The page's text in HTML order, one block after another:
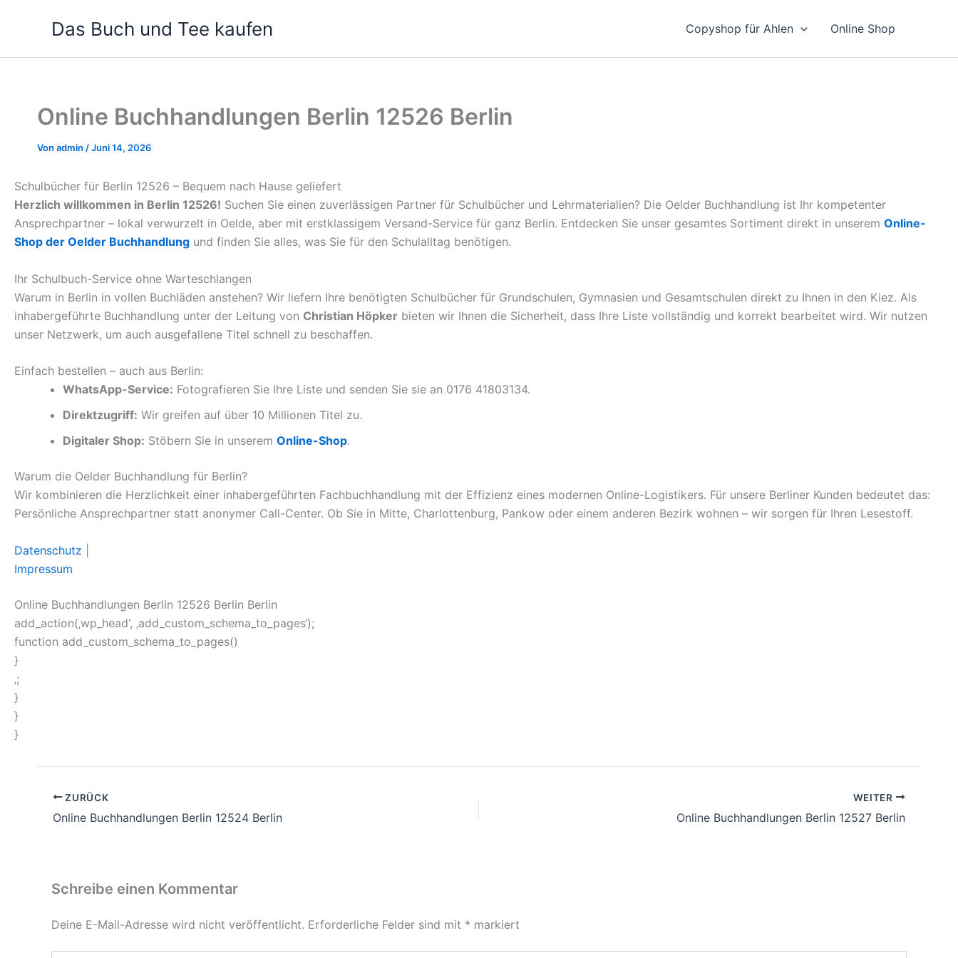
Das Buch und Tee kaufen Copyshop für Ahlen Online Shop
Online Buchhandlungen Berlin 12526 Berlin
Von admin /Juni 14, 2026
Schulbücher für Berlin 12526 – Bequem nach Hause geliefert
Herzlich willkommen in Berlin 12526! Suchen Sie einen zuverlässigen Partner für Schulbücher und Lehrmaterialien? Die Oelder Buchhandlung ist Ihr kompetenter
Ansprechpartner – lokal verwurzelt in Oelde, aber mit erstklassigem Versand-Service für ganz Berlin. Entdecken Sie unser gesamtes Sortiment direkt in unserem Online-
Shop der Oelder Buchhandlung und finden Sie alles, was Sie für den Schulalltag benötigen.
Ihr Schulbuch-Service ohne Warteschlangen
Warum in Berlin in vollen Buchläden anstehen? Wir liefern Ihre benötigten Schulbücher für Grundschulen, Gymnasien und Gesamtschulen direkt zu Ihnen in den Kiez. Als
inhabergeführte Buchhandlung unter der Leitung von Christian Höpker bieten wir Ihnen die Sicherheit, dass Ihre Liste vollständig und korrekt bearbeitet wird. Wir nutzen
unser Netzwerk, um auch ausgefallene Titel schnell zu beschaffen.
Einfach bestellen – auch aus Berlin:
WhatsApp-Service: Fotografieren Sie Ihre Liste und senden Sie sie an 0176 41803134.
Direktzugriff: Wir greifen auf über 10 Millionen Titel zu.
Digitaler Shop: Stöbern Sie in unserem Online-Shop.
Warum die Oelder Buchhandlung für Berlin?
Wir kombinieren die Herzlichkeit einer inhabergeführten Fachbuchhandlung mit der Effizienz eines modernen Online-Logistikers. Für unsere Berliner Kunden bedeutet das:
Persönliche Ansprechpartner statt anonymer Call-Center. Ob Sie in Mitte, Charlottenburg, Pankow oder einem anderen Bezirk wohnen – wir sorgen für Ihren Lesestoff.
Datenschutz
Impressum
Online Buchhandlungen Berlin 12526 Berlin Berlin
add_action(‚wp_head‘, ‚add_custom_schema_to_pages‘);
function add_custom_schema_to_pages()
}
‚;
}
}
}
ZURÜCK
Online Buchhandlungen Berlin 12524 Berlin
WEITER
Online Buchhandlungen Berlin 12527 Berlin
Schreibe einen Kommentar
Deine E-Mail-Adresse wird nicht veröffentlicht. Erforderliche Felder sind mit * markiert